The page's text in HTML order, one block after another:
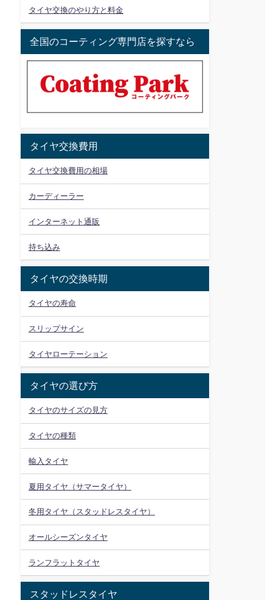
タイヤ交換のやり方と料金
全国のコーティング専門店を探すなら
タイヤ交換費用
タイヤ交換費用の相場
カーディーラー
インターネット通販
持ち込み
タイヤの交換時期
タイヤの寿命
スリップサイン
タイヤローテーション
タイヤの選び方
タイヤのサイズの見方
タイヤの種類
輸入タイヤ
夏用タイヤ（サマータイヤ）
冬用タイヤ（スタッドレスタイヤ）
オールシーズンタイヤ
ランフラットタイヤ
スタッドレスタイヤ